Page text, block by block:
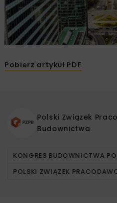
Pobierz artykuł PDF
Polski Związek
Budownictwa
KONGRES BUDOWNICTWA
POLSKI ZWIĄZEK